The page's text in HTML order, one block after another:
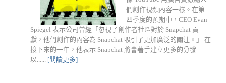
們創作視頻內容一樣。在第
四季度的預期中，CEO Evan
Spiegel 表示公司曾經「忽視了創作者社區對於 Snapchat 貢
獻，他們創作的內容為 Snapchat 吸引了更加廣泛的關注。」 在
接下來的一年，他表示 Snapchat 將會著手建立更多的分發
以...... [閱讀更多]